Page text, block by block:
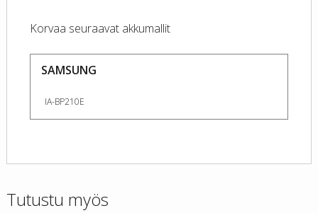
Korvaa seuraavat akkumallit
SAMSUNG
IA-BP210E
Tutustu myös